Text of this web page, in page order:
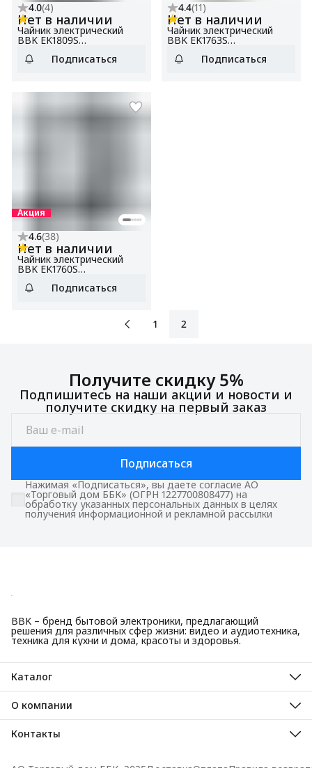
4.0(4)
Нет в наличии
Чайник электрический
BBK EK1809S
черный, объем 1.8 л,
Подписаться
4.4(11)
Нет в наличии
Чайник электрический
BBK EK1763S
черный, объем 1.7 л,
Подписаться
Акция
4.6(38)
Нет в наличии
Чайник электрический
BBK EK1760S
черный, объем 1.7 л,
Подписаться
1 2
Получите скидку 5%
Подпишитесь на наши акции и новости и
получите скидку на первый заказ
Подписаться
Нажимая «Подписаться», вы даете согласие АО
«Торговый дом ББК» (ОГРН 1227700808477) на
обработку указанных персональных данных в целях
получения информационной и рекламной рассылки
BBK – бренд бытовой электроники, предлагающий
решения для различных сфер жизни: видео и аудиотехника,
техника для кухни и дома, красоты и здоровья.
Каталог
Красота и здоровье
Техника для кухни
Техника для дома
ТВ, аудио, видео
О компании
О нас
Гарантийные обязательства
Контакты